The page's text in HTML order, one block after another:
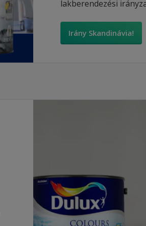
lakberendezési
Irány Skandinávia!